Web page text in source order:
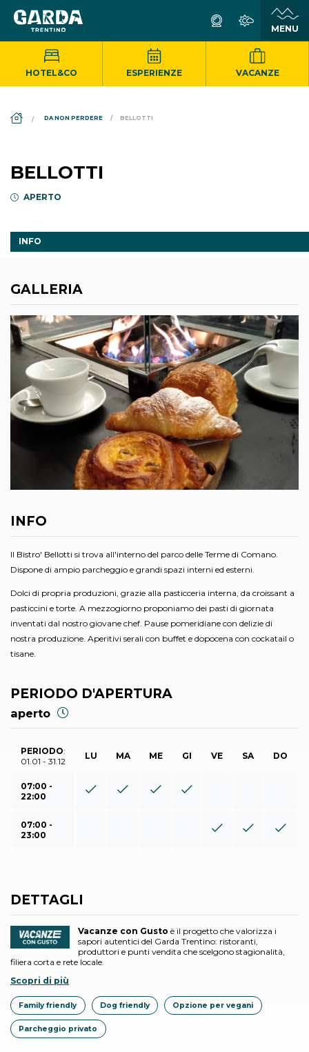
HOTEL&CO ESPERIENZE VACANZE
DA NON PERDERE BELLOTTI
BELLOTTI
APERTO
INFO
GALLERIA
INFO
Il Bistro' Bellotti si trova all'interno del parco delle Terme di Comano.
Dispone di ampio parcheggio e grandi spazi interni ed esterni.
Dolci di propria produzioni, grazie alla pasticceria interna, da croissant a
pasticcini e torte. A mezzogiorno proponiamo dei pasti di giornata
inventati dal nostro giovane chef. Pause pomeridiane con delizie di
nostra produzione. Aperitivi serali con buffet e dopocena con cockatail o
tisane.
PERIODO D'APERTURA
aperto
PERIODO:
01.01 - 31.12
LU MA ME GI VE SA DO
07:00 -
22:00
07:00 -
23:00
DETTAGLI
Vacanze con Gusto è il progetto che valorizza i
sapori autentici del Garda Trentino: ristoranti,
produttori e punti vendita che scelgono stagionalità,
filiera corta e rete locale.
Scopri di più
Family friendly Dog friendly Opzione per vegani
Parcheggio privato